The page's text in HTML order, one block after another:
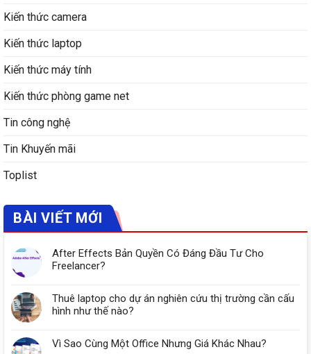
Kiến thức camera
Kiến thức laptop
Kiến thức máy tính
Kiến thức phòng game net
Tin công nghệ
Tin Khuyến mãi
Toplist
BÀI VIẾT MỚI
After Effects Bản Quyền Có Đáng Đầu Tư Cho
Freelancer?
Thuê laptop cho dự án nghiên cứu thị trường cần cấu
hình như thế nào?
Vì Sao Cùng Một Office Nhưng Giá Khác Nhau?